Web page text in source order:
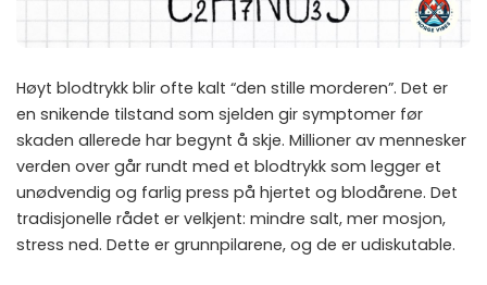
Høyt blodtrykk blir ofte kalt “den stille morderen”. Det er
en snikende tilstand som sjelden gir symptomer før
skaden allerede har begynt å skje. Millioner av mennesker
verden over går rundt med et blodtrykk som legger et
unødvendig og farlig press på hjertet og blodårene. Det
tradisjonelle rådet er velkjent: mindre salt, mer mosjon,
stress ned. Dette er grunnpilarene, og de er udiskutable.